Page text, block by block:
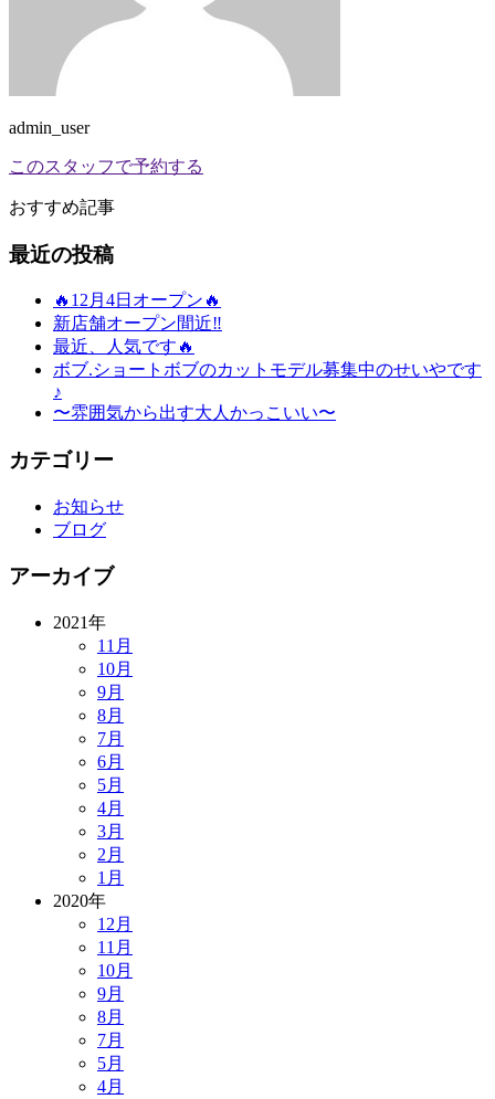
admin_user
このスタッフで予約する
おすすめ記事
最近の投稿
🔥12月4日オープン🔥
新店舗オープン間近‼️
最近、人気です🔥
ボブ.ショートボブのカットモデル募集中のせいやです
♪
〜雰囲気から出す大人かっこいい〜
カテゴリー
お知らせ
ブログ
アーカイブ
2021年
11月
10月
9月
8月
7月
6月
5月
4月
3月
2月
1月
2020年
12月
11月
10月
9月
8月
7月
5月
4月